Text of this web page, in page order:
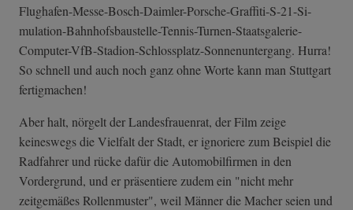
Flughafen­-Messe-Bosch-Da­imler-Porsche-G­raffiti-S-21-Si­
mulation-Bahnho­fsbaustelle-Ten­nis-Turnen-Staa­tsgalerie-
Compu­ter-VfB-Stadion­-Schlossplatz-S­onnenuntergang. Hurra!
So schnell und auch noch ganz ohne Worte kann man Stuttgart
fertigmachen!
Aber halt, nörgelt der Landesfrauenrat, der Film zeige
keineswegs die Vielfalt der Stadt, er ignoriere zum Beispiel die
Radfahrer und rücke dafür die Automobilfirmen in den
Vordergrund, und er präsentiere zudem ein "nicht mehr
zeitgemäßes Rollenmuster", weil Männer die Macher seien und